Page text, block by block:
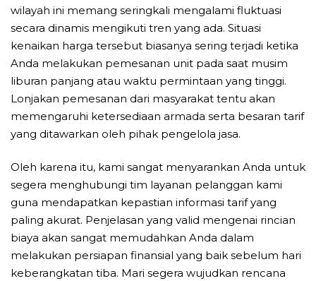
wilayah ini memang seringkali mengalami fluktuasi
secara dinamis mengikuti tren yang ada. Situasi
kenaikan harga tersebut biasanya sering terjadi ketika
Anda melakukan pemesanan unit pada saat musim
liburan panjang atau waktu permintaan yang tinggi.
Lonjakan pemesanan dari masyarakat tentu akan
memengaruhi ketersediaan armada serta besaran tarif
yang ditawarkan oleh pihak pengelola jasa.
Oleh karena itu, kami sangat menyarankan Anda untuk
segera menghubungi tim layanan pelanggan kami
guna mendapatkan kepastian informasi tarif yang
paling akurat. Penjelasan yang valid mengenai rincian
biaya akan sangat memudahkan Anda dalam
melakukan persiapan finansial yang baik sebelum hari
keberangkatan tiba. Mari segera wujudkan rencana